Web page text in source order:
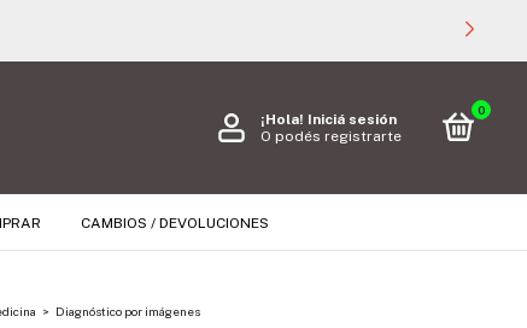
¡Hola! Iniciá sesión
O podés registrarte
0
CAMBIOS / DEVOLUCIONES
> Diagnóstico por imágenes